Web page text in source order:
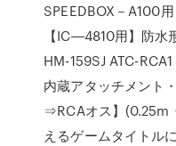
SPEEDBOX－A100
【IC―4810用】防水
HM-159SJ ATC-
内蔵アタッチメント
⇒RCAオス】(0.25m
えるゲームタイトル